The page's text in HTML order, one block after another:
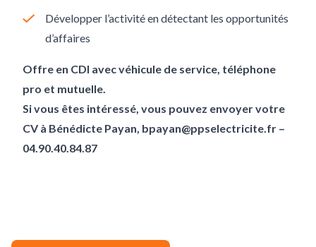
Développer l’activité en détectant les opportunités
d’affaires
Offre en CDI avec véhicule de service, téléphone
pro et mutuelle.
Si vous êtes intéressé, vous pouvez envoyer votre
CV à Bénédicte Payan, bpayan@ppselectricite.fr –
04.90.40.84.87